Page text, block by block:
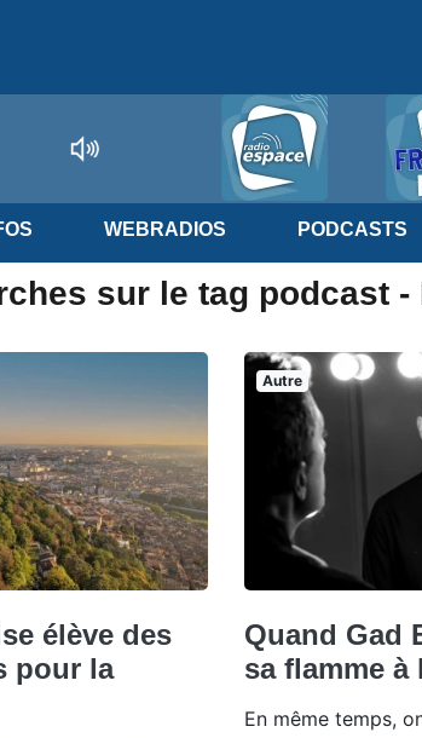
WEBRADIOS PODCASTS
sur le tag podcast -
élève des
pour la
Autre
Quand Gad
sa flamme
En même temps,